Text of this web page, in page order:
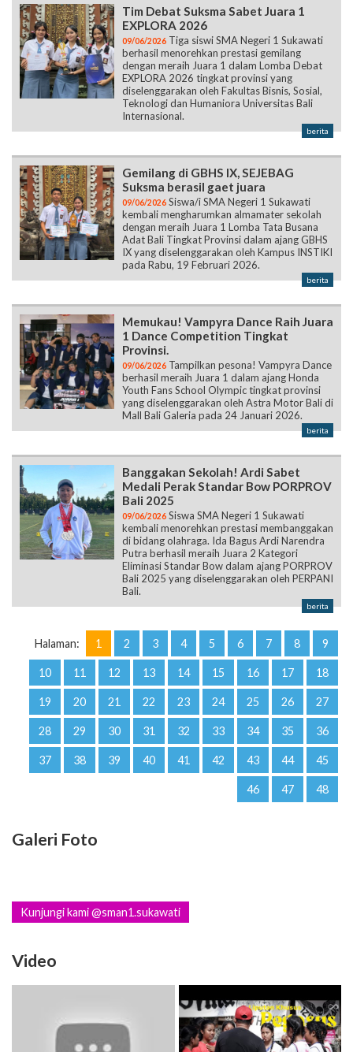
Tim Debat Suksma Sabet Juara 1
EXPLORA 2026
09/06/2026 Tiga siswi SMA Negeri 1 Sukawati
berhasil menorehkan prestasi gemilang
dengan meraih Juara 1 dalam Lomba Debat
EXPLORA 2026 tingkat provinsi yang
diselenggarakan oleh Fakultas Bisnis, Sosial,
Teknologi dan Humaniora Universitas Bali
Internasional.
berita
Gemilang di GBHS IX, SEJEBAG
Suksma berasil gaet juara
09/06/2026 Siswa/i SMA Negeri 1 Sukawati
kembali mengharumkan almamater sekolah
dengan meraih Juara 1 Lomba Tata Busana
Adat Bali Tingkat Provinsi dalam ajang GBHS
IX yang diselenggarakan oleh Kampus INSTIKI
pada Rabu, 19 Februari 2026.
berita
Memukau! Vampyra Dance Raih Juara
1 Dance Competition Tingkat
Provinsi.
09/06/2026 Tampilkan pesona! Vampyra Dance
berhasil meraih Juara 1 dalam ajang Honda
Youth Fans School Olympic tingkat provinsi
yang diselenggarakan oleh Astra Motor Bali di
Mall Bali Galeria pada 24 Januari 2026.
berita
Banggakan Sekolah! Ardi Sabet
Medali Perak Standar Bow PORPROV
Bali 2025
09/06/2026 Siswa SMA Negeri 1 Sukawati
kembali menorehkan prestasi membanggakan
di bidang olahraga. Ida Bagus Ardi Narendra
Putra berhasil meraih Juara 2 Kategori
Eliminasi Standar Bow dalam ajang PORPROV
Bali 2025 yang diselenggarakan oleh PERPANI
Bali.
berita
Halaman: 1 2 3 4 5 6 7 8 9
10 11 12 13 14 15 16 17 18
19 20 21 22 23 24 25 26 27
28 29 30 31 32 33 34 35 36
37 38 39 40 41 42 43 44 45
46 47 48
Galeri Foto
Kunjungi kami @sman1.sukawati
Video